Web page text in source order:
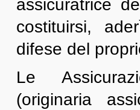
assicuratrice
costituirsi,
difese del
Le
(originaria